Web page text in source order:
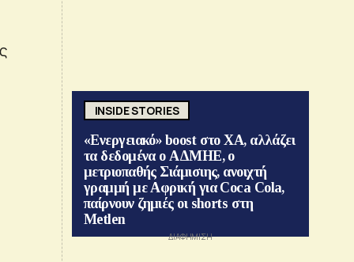
INSIDE STORIES
«Ενεργειακό» boost στο ΧΑ, αλλάζει
τα δεδομένα ο ΑΔΜΗΕ, ο
μετριοπαθής Σιάμισιης, ανοιχτή
γραμμή με Αφρική για Coca Cola,
παίρνουν ζημιές οι shorts στη
Metlen